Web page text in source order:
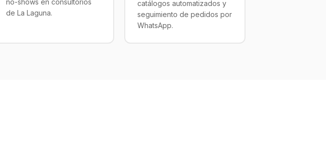
de La Laguna.
catálogos automatizados y
seguimiento de pedidos por
WhatsApp.